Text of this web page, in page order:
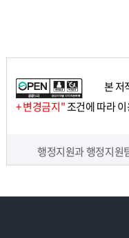
본 저
+ 변경금지"조건에 따라
행정지원과 행정지원